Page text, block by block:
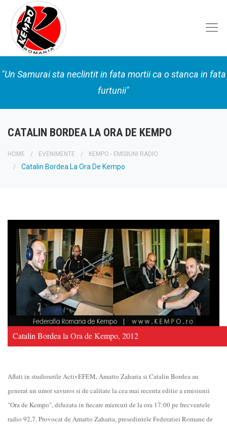
"Un Samurai sta neclintit in fata mortii ca o stanca in fata
furtunii"
CATALIN BORDEA LA ORA DE KEMPO
HOME EVENIMENTE KEMPO - EMISIUNI RADIO
Catalin Bordea La Ora De Kempo
Catalin Bordea la Ora de Kempo, 2012
Aflati in studiourile ActivEFEM, Amatto Zaharia si Catalin Bordea au
generat un umor savuros si de calitate la cea mai recenta editie a emisiunii
"Ora de Kempo", difuzata in fiecare miercuri de la ora 17:00 pe frecventele
radio 92,7. Provocat de Amatto Zaharia, presedintele Federatiei Romane de